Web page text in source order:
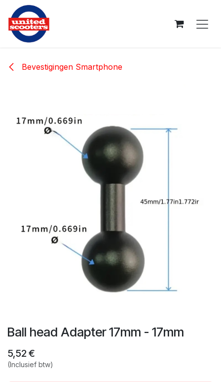
Overslaan naar inhoud
Bevestigingen Smartphone
Ball head Adapter 17mm - 17mm
5,52€
(Inclusief btw)